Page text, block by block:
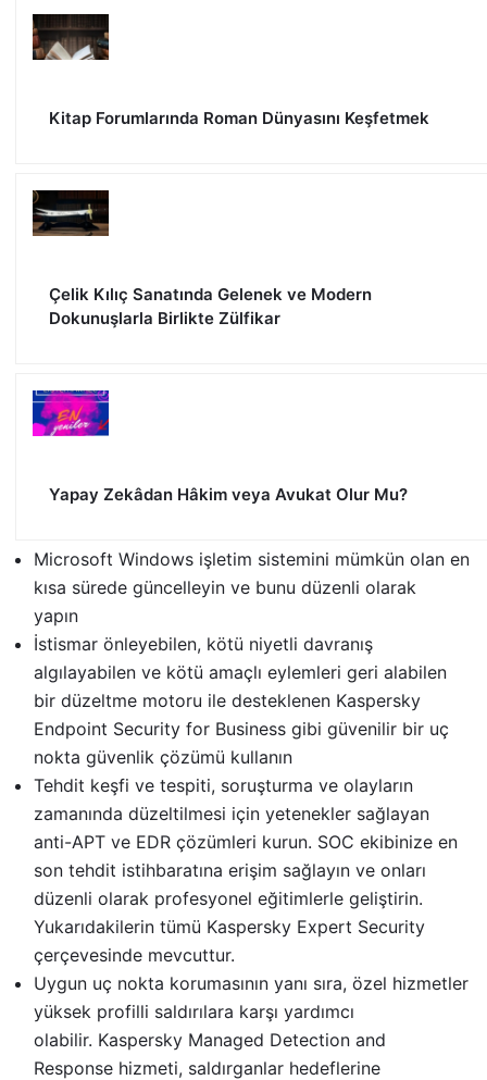
Kitap Forumlarında Roman Dünyasını Keşfetmek
Çelik Kılıç Sanatında Gelenek ve Modern
Dokunuşlarla Birlikte Zülfikar
Yapay Zekâdan Hâkim veya Avukat Olur Mu?
Microsoft Windows işletim sistemini mümkün olan en
kısa sürede güncelleyin ve bunu düzenli olarak
yapın
İstismar önleyebilen, kötü niyetli davranış
algılayabilen ve kötü amaçlı eylemleri geri alabilen
bir düzeltme motoru ile desteklenen Kaspersky
Endpoint Security for Business gibi güvenilir bir uç
nokta güvenlik çözümü kullanın
Tehdit keşfi ve tespiti, soruşturma ve olayların
zamanında düzeltilmesi için yetenekler sağlayan
anti-APT ve EDR çözümleri kurun. SOC ekibinize en
son tehdit istihbaratına erişim sağlayın ve onları
düzenli olarak profesyonel eğitimlerle geliştirin.
Yukarıdakilerin tümü Kaspersky Expert Security
çerçevesinde mevcuttur.
Uygun uç nokta korumasının yanı sıra, özel hizmetler
yüksek profilli saldırılara karşı yardımcı
olabilir. Kaspersky Managed Detection and
Response hizmeti, saldırganlar hedeflerine